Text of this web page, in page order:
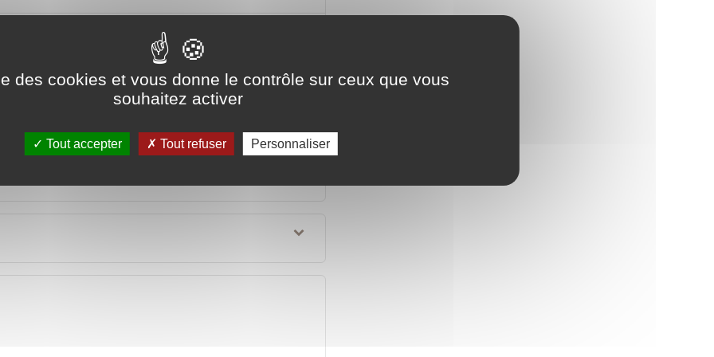
des cookies et vous donne le contrôle sur ceux que vous
souhaitez activer
Tout accepter Tout refuser Personnaliser